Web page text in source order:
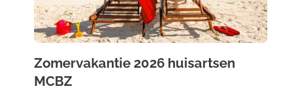
Zomervakantie 2026 huisartsen
MCBZ